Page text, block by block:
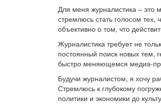
Для меня журналистика – это
стремлюсь стать голосом
объективно о том, что
Журналистика требует не
постоянный поиск новых тем,
быстро меняющемся медиа-
Будучи журналистом, я хочу
Стремлюсь к глубокому
политики и экономики до